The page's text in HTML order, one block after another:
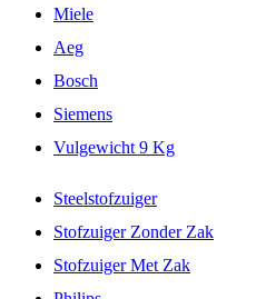
Miele
Aeg
Bosch
Siemens
Vulgewicht 9 Kg
Steelstofzuiger
Stofzuiger Zonder Zak
Stofzuiger Met Zak